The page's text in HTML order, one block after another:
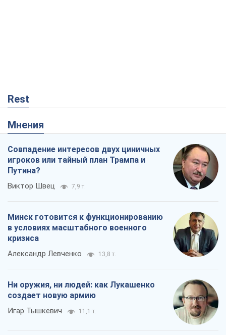
Rest
Мнения
Совпадение интересов двух циничных
игроков или тайный план Трампа и
Путина?
Виктор Швец 7,9 т.
Минск готовится к функционированию
в условиях масштабного военного
кризиса
Александр Левченко 13,8 т.
Ни оружия, ни людей: как Лукашенко
создает новую армию
Игар Тышкевич 11,1 т.